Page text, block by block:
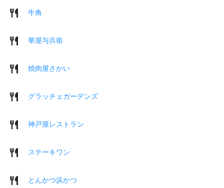
牛角
華屋与兵衛
焼肉屋さかい
グラッチェガーデンズ
神戸屋レストラン
ステーキワン
とんかつ浜かつ